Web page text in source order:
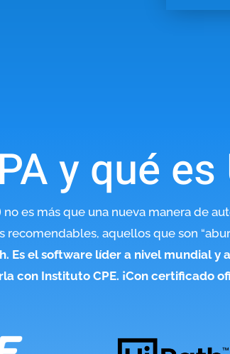
y qué
es más que una nueva manera de
recomendables, aquellos que son
Es el software líder a nivel mundial y
con Instituto CPE. ¡Con certificado